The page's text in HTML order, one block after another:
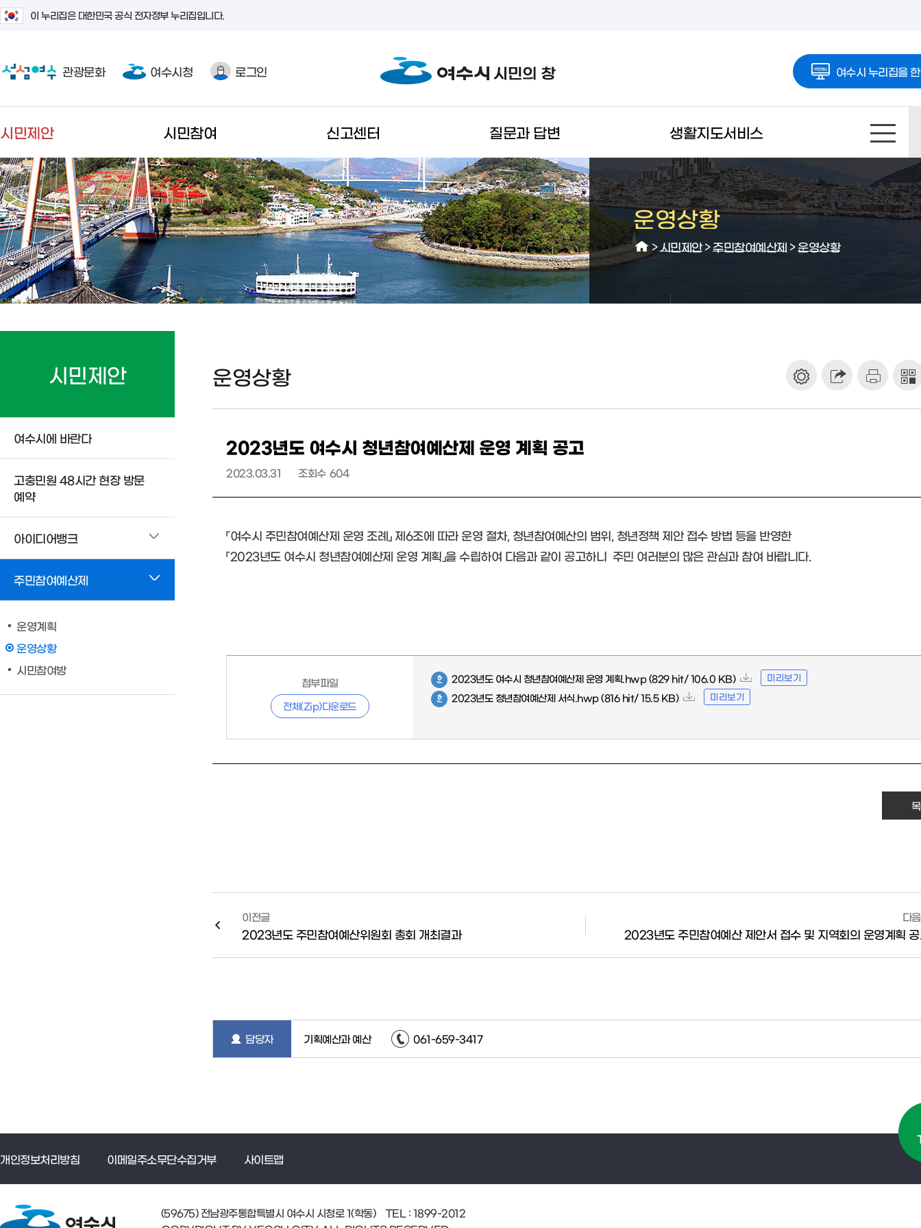
이 누리집은 대한민국 공식 전자정부 누리집입니다.
관광문화 여수시청 로그인 여수시 누리집을
시민제안 시민참여 신고센터 질문과 답변 생활지도서비스
운영상황
> 시민제안> 주민참여예산제 > 운영상황
시민제안
여수시에 바란다
고충민원 48시간 현장 방문
예약
아이디어뱅크
주민참여예산제
운영계획
운영상황
시민참여방
운영상황
2023년도 여수시 청년참여예산제 운영 계획 공고
2023.03.31 조회수 604
「여수시 주민참여예산제 운영 조례」 제6조에 따라 운영 절차, 청년참여예산의 범위, 청년정책 제안 접수 방법 등을 반영한
「2023년도 여수시 청년참여예산제 운영 계획」을 수립하여 다음과 같이 공고하니 주민 여러분의 많은 관심과 참여 바랍니다.
첨부파일
전체(Zip)다운로드
2023년도 여수시 청년참여예산제 운영 계획.hwp (829 hit/ 106.0 KB) 미리보기
2023년도 청년참여예산제 서식.hwp (816 hit/ 15.5 KB) 미리보기
이전글
2023년도 주민참여예산위원회 총회 개최결과
다
2023년도 주민참여예산 제안서 접수 및 지역회의 운영계획 공
담당자 기획예산과 예산 061-659-3417
개인정보처리방침 이메일주소무단수집거부 사이트맵
(59675) 전남광주통합특별시 여수시 시청로 1(학동) TEL : 1899-2012